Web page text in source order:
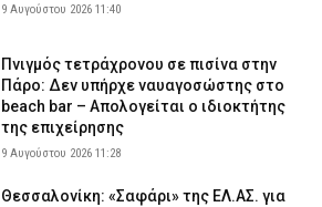
9 Αυγούστου 2026 11:40
Πνιγμός τετράχρονου σε πισίνα στην
Πάρο: Δεν υπήρχε ναυαγοσώστης στο
beach bar – Απολογείται ο ιδιοκτήτης
της επιχείρησης
9 Αυγούστου 2026 11:28
Θεσσαλονίκη: «Σαφάρι» της ΕΛ.ΑΣ. για